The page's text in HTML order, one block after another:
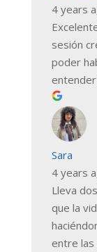
4 years
sesión
poder
Sara
4 years
Lleva
que la
entre las